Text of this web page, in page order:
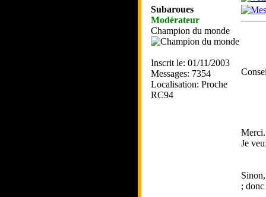
Subaroues
Modérateur
Champion du monde
Inscrit le: 01/11/2003
Messages: 7354
Localisation: Proche
RC94
Merci.
Je
;